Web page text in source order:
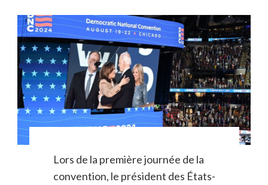
Lors de la première journée de la
convention, le président des États-